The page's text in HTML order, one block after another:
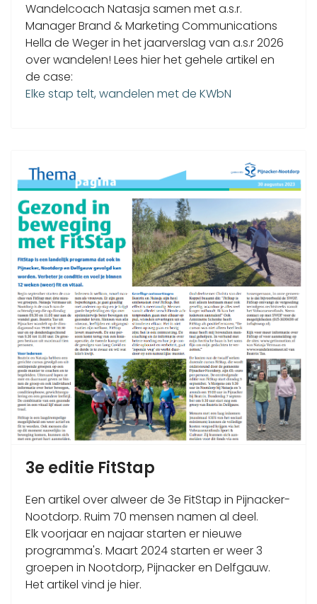
Wandelcoach Natasja samen met a.s.r.
Manager Brand & Marketing Communications
Hella de Weger in het jaarverslag van a.s.r 2026
over wandelen! Lees hier het gehele artikel en
de case:
Elke stap telt, wandelen met de KWbN
3e editie FitStap
Een artikel over alweer de 3e FitStap in Pijnacker-
Nootdorp. Ruim 70 mensen namen al deel.
Elk voorjaar en najaar starten er nieuwe
programma's. Maart 2024 starten er weer 3
groepen in Nootdorp, Pijnacker en Delfgauw.
Het artikel vind je hier.